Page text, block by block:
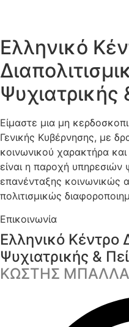
Ελληνικό
Ψυχιατρικής
Είμαστε μια μη
Γενικής Κυβέρνησης, με
κοινωνικού χαρακτήρα
είναι η παροχή υπηρεσιών
επανένταξης κοινωνικώς
πολιτισμικώς
Επικοινωνία
Ελληνικό Κέντρο
Ψυχιατρικής &
ΚΩΣΤΗΣ